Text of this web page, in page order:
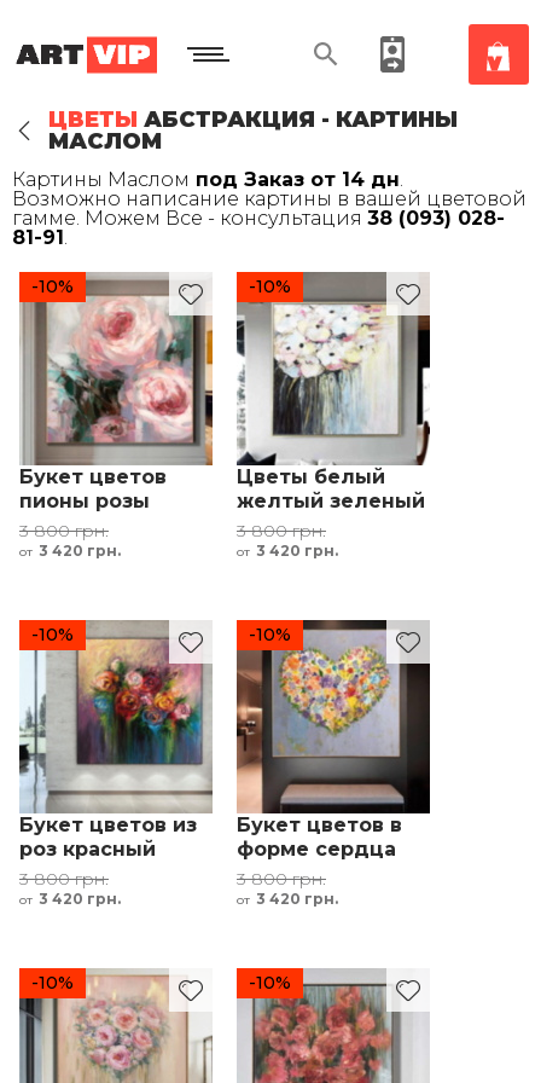
ЦВЕТЫ АБСТРАКЦИЯ - КАРТИНЫ
МАСЛОМ
Картины Маслом под Заказ от 14 дн.
Возможно написание картины в вашей цветовой
гамме. Можем Все - консультация 38 (093) 028-
81-91.
-10%
Букет цветов
пионы розы
злёный розовый
красный
3 800 грн.
от 3 420 грн.
-10%
Цветы белый
желтый зеленый
розовый
3 800 грн.
от 3 420 грн.
-10%
Букет цветов из
роз красный
розовый
зелёный
3 800 грн.
от 3 420 грн.
-10%
Букет цветов в
форме сердца
романтический
подарок
3 800 грн.
от 3 420 грн.
-10% -10%